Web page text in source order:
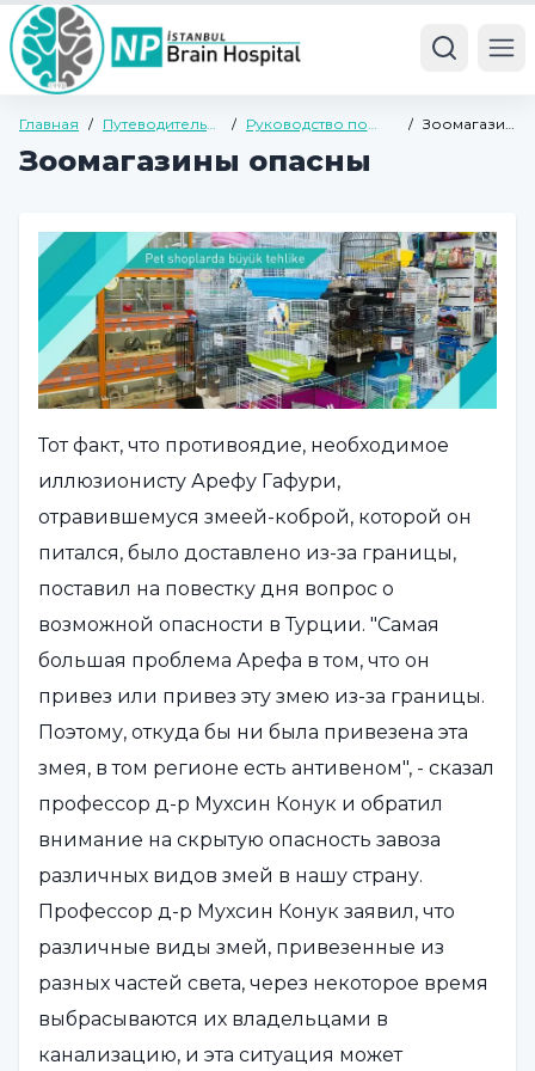
Главная / Путеводитель
/
Руководство по
/ Зоомагазины
Зоомагазины опасны
Тот факт, что противоядие, необходимое
иллюзионисту Арефу Гафури,
отравившемуся змеей-коброй, которой он
питался, было доставлено из-за границы,
поставил на повестку дня вопрос о
возможной опасности в Турции. "Самая
большая проблема Арефа в том, что он
привез или привез эту змею из-за границы.
Поэтому, откуда бы ни была привезена эта
змея, в том регионе есть антивеном", - сказал
профессор д-р Мухсин Конук и обратил
внимание на скрытую опасность завоза
различных видов змей в нашу страну.
Профессор д-р Мухсин Конук заявил, что
различные виды змей, привезенные из
разных частей света, через некоторое время
выбрасываются их владельцами в
канализацию, и эта ситуация может